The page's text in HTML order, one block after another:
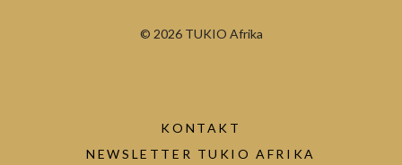
© 2026 TUKIO Afrika
KONTAKT
NEWSLETTER TUKIO AFRIKA